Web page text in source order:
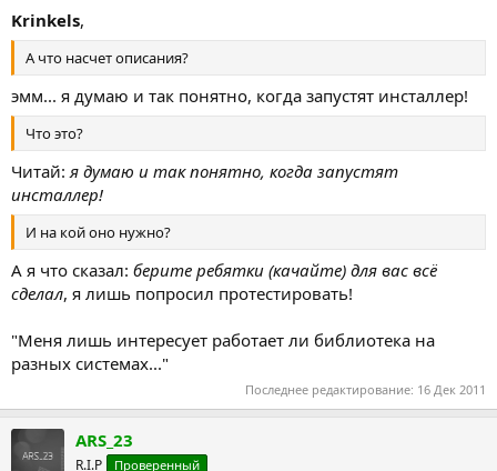
Krinkels,
А что насчет описания?
эмм... я думаю и так понятно, когда запустят инсталлер!
Что это?
Читай: я думаю и так понятно, когда запустят
инсталлер!
И на кой оно нужно?
А я что сказал: берите ребятки (качайте) для вас всё
сделал, я лишь попросил протестировать!
"Меня лишь интересует работает ли библиотека на
разных системах..."
Последнее редактирование: 16 Дек 2011
ARS_23
R.I.P Проверенный